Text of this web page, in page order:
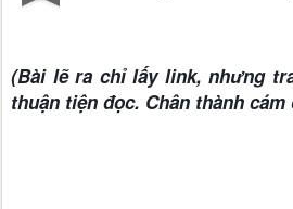
(Bài lẽ ra chỉ lấy link, nhưng
thuận tiện đọc. Chân thành